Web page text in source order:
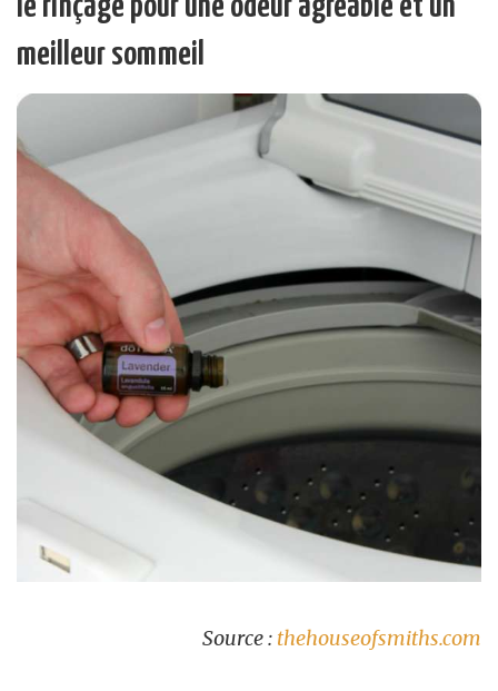
meilleur sommeil
Source : thehouseofsmiths.com